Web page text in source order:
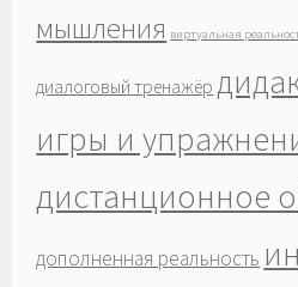
мышления виртуальная
диалоговый тренажёр
игры и
дистанционное
дополненная реальность